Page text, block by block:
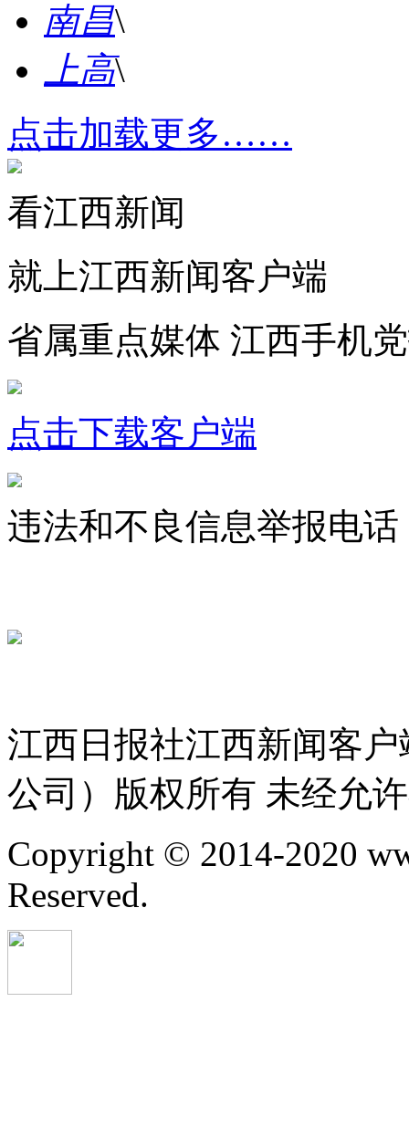
南昌\
上高\
点击加载更多……
看江西新闻
就上江西新闻客户端
省属重点媒体 江西手机
点击下载客户端
违法和不良信息举报电
江西日报社江西新闻客
公司）版权所有 未经允
Copyright © 2014-2020
Reserved.